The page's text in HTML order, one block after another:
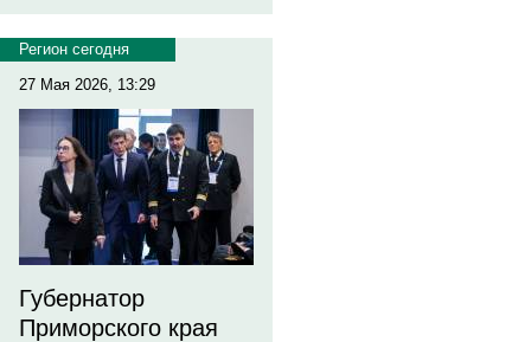
Регион сегодня
27 Мая 2026, 13:29
Губернатор
Приморского края